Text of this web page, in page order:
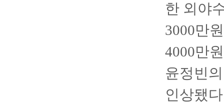
한 외야
3000만
4000만
윤정빈
인상됐